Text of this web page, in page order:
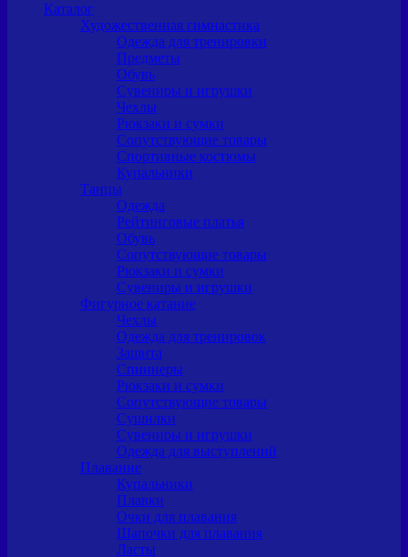
Каталог
Художественная гимнастика
Одежда для тренировки
Предметы
Обувь
Сувениры и игрушки
Чехлы
Рюкзаки и сумки
Сопутствующие товары
Спортивные костюмы
Купальники
Танцы
Одежда
Рейтинговые платья
Обувь
Сопутствующие товары
Рюкзаки и сумки
Сувениры и игрушки
Фигурное катание
Чехлы
Одежда для тренировок
Защита
Спиннеры
Рюкзаки и сумки
Сопутствующие товары
Сушилки
Сувениры и игрушки
Одежда для выступлений
Плавание
Купальники
Плавки
Очки для плавания
Шапочки для плавания
Ласты